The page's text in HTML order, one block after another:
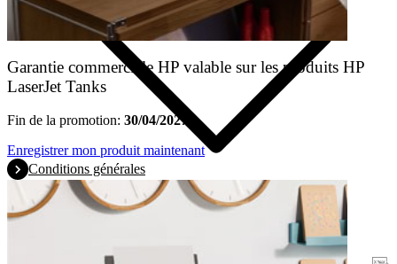
Garantie commerciale HP valable sur les produits HP
LaserJet Tanks
Fin de la promotion: 30/04/2027
Enregistrer mon produit maintenant
Conditions générales